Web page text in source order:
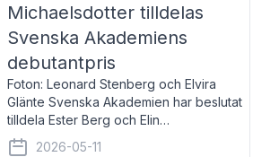
Michaelsdotter tilldelas
Svenska Akademiens
debutantpris
Foton: Leonard Stenberg och Elvira
Glänte Svenska Akademien har beslutat
tilldela Ester Berg och Elin
Michaelsdotter Svenska Akademiens
2026-05-11